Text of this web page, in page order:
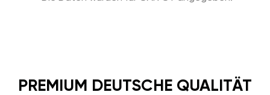
PREMIUM DEUTSCHE QUALITÄT